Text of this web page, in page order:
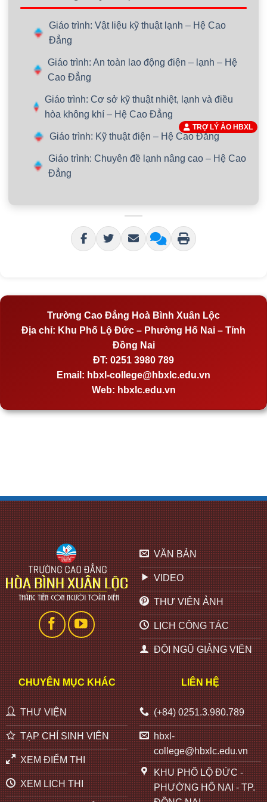
Giáo trình: Vật liệu kỹ thuật lạnh – Hệ Cao
Đẳng
Giáo trình: An toàn lao động điện – lạnh – Hệ
Cao Đẳng
Giáo trình: Cơ sở kỹ thuật nhiệt, lạnh và điều
hòa không khí – Hệ Cao Đẳng
Giáo trình: Kỹ thuật điện – Hệ Cao Đẳng
Giáo trình: Chuyên đề lạnh nâng cao – Hệ Cao
Đẳng
Trường Cao Đẳng Hoà Bình Xuân Lộc
Địa chỉ: Khu Phố Lộ Đức – Phường Hố Nai – Tỉnh
Đồng Nai
ĐT: 0251 3980 789
Email: hbxl-college@hbxlc.edu.vn
Web: hbxlc.edu.vn
VĂN BẢN
VIDEO
THƯ VIỆN ẢNH
LỊCH CÔNG TÁC
ĐỘI NGŨ GIẢNG VIÊN
CHUYÊN MỤC KHÁC
THƯ VIỆN
TẠP CHÍ SINH VIÊN
XEM ĐIỂM THI
XEM LỊCH THI
LIÊN HỆ
(+84) 0251.3.980.789
hbxl-
college@hbxlc.edu.vn
KHU PHỐ LỘ ĐỨC -
PHƯỜNG HỐ NAI - TP.
TRỢ LÝ ẢO HBXL